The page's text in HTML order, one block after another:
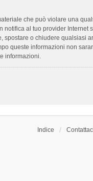
che può violare una
al tuo provider
o chiudere qualsiasi
queste informazioni non
informazioni.
Indice